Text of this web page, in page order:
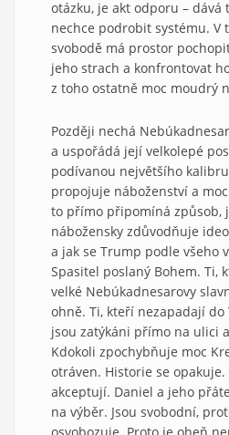
otázku, je akt odporu – dává
nechce podrobit systému. V
svobodě má prostor
jeho strach a konfrontovat
z toho ostatně moc moudrý
Později nechá
a uspořádá její velkolepé
podívanou největšího
propojuje náboženství a
to přímo připomíná způsob,
nábožensky zdůvodňuje
a jak se Trump podle všeho
Spasitel poslaný Bohem. Ti,
velké Nebúkadnesarovy
ohně. Ti, kteří nezapadají do
jsou zatýkáni přímo na ulici
Kdokoli zpochybňuje moc
otráven. Historie se
akceptují. Daniel a jeho
na výběr. Jsou svobodní,